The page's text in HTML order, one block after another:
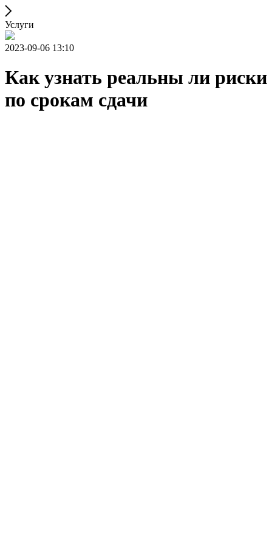
Услуги
2023-09-06 13:10
Как узнать реальны ли риски
по срокам сдачи